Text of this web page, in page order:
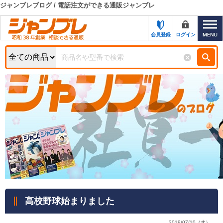
カテゴリー一覧
お知らせ
特集・キャンペーン一覧
初めての方へ
お問い合わせ
サポート＆ヘルプ
FAX注文用紙の印刷
新規登録キャンペーン
キーワード検索
検索条件
商品カテゴリから選ぶ
商品ステータスで絞る
キャンペーン
おすすめ
オリジナル
処分品
ジャンブレブログ / 電話注文ができる通販ジャンブレ
会員登録 ログイン
高校野球始まりました